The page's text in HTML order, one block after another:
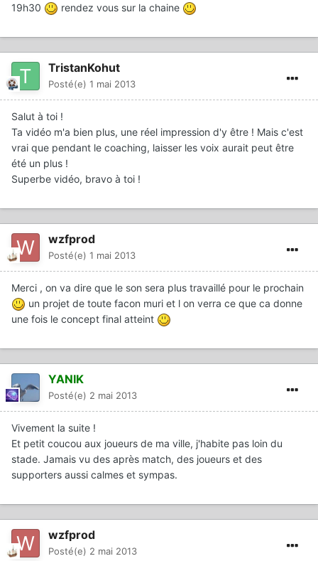
19h30
rendez vous sur la chaine
TristanKohut
Posté(e) 1 mai 2013
Salut à toi !
Ta vidéo m'a bien plus, une réel impression d'y être ! Mais c'est
vrai que pendant le coaching, laisser les voix aurait peut être
été un plus !
Superbe vidéo, bravo à toi !
wzfprod
Posté(e) 1 mai 2013
Merci , on va dire que le son sera plus travaillé pour le prochain
un projet de toute facon muri et l on verra ce que ca donne
une fois le concept final atteint
YANIK
Posté(e) 2 mai 2013
Vivement la suite !
Et petit coucou aux joueurs de ma ville, j'habite pas loin du
stade. Jamais vu des après match, des joueurs et des
supporters aussi calmes et sympas.
wzfprod
Posté(e) 2 mai 2013